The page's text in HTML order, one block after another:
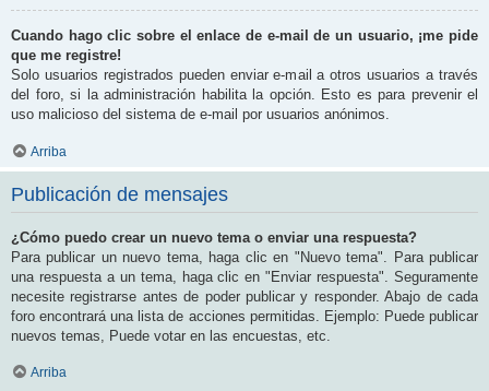
Cuando hago clic sobre el enlace de e-mail de un usuario, ¡me pide
que me registre!
Solo usuarios registrados pueden enviar e-mail a otros usuarios a través
del foro, si la administración habilita la opción. Esto es para prevenir el
uso malicioso del sistema de e-mail por usuarios anónimos.
Arriba
Publicación de mensajes
¿Cómo puedo crear un nuevo tema o enviar una respuesta?
Para publicar un nuevo tema, haga clic en "Nuevo tema". Para publicar
una respuesta a un tema, haga clic en "Enviar respuesta". Seguramente
necesite registrarse antes de poder publicar y responder. Abajo de cada
foro encontrará una lista de acciones permitidas. Ejemplo: Puede publicar
nuevos temas, Puede votar en las encuestas, etc.
Arriba